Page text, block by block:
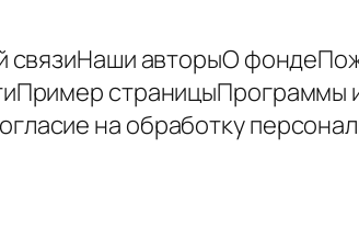
связиНаши авторыО фонде
Пример страницыПрограммы
на обработку